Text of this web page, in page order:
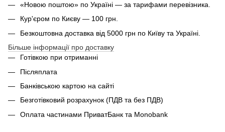
«Новою поштою» по Україні — за тарифами перевізника.
Кур'єром по Києву — 100 грн.
Безкоштовна доставка від 5000 грн по Київу та Україні.
Більше інформації про доставку
Готівкою при отриманні
Післяплата
Банківською картою на сайті
Безготівковий розрахунок (ПДВ та без ПДВ)
Оплата частинами ПриватБанк та Monobank